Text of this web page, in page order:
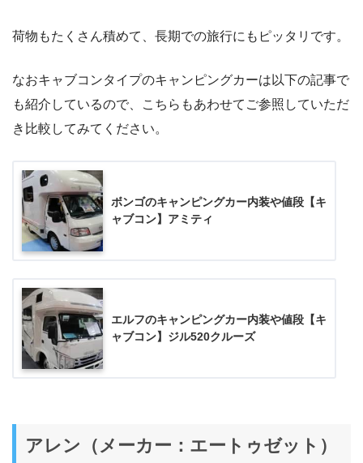
荷物もたくさん積めて、長期での旅行にもピッタリです。
なおキャブコンタイプのキャンピングカーは以下の記事で
も紹介しているので、こちらもあわせてご参照していただ
き比較してみてください。
ボンゴのキャンピングカー内装や値段【キ
ャブコン】アミティ
エルフのキャンピングカー内装や値段【キ
ャブコン】ジル520クルーズ
アレン（メーカー：エートゥゼット）